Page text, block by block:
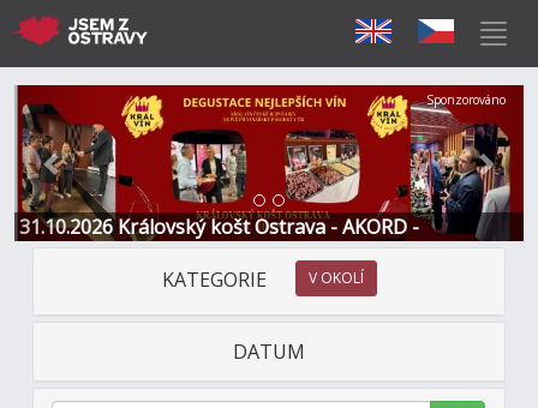
31.10.2026 Královský košt Ostrava - AKORD -
Restaurace a Hotel
Předchozí Další
Sponzorováno
KATEGORIE V OKOLÍ
DATUM